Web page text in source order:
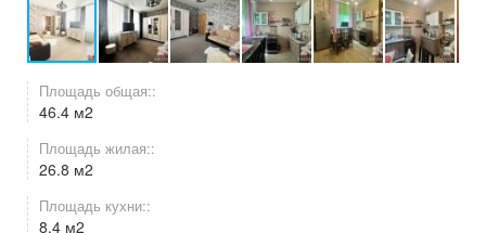
Площадь общая::
46.4 м2
Площадь жилая::
26.8 м2
Площадь кухни::
8.4 м2